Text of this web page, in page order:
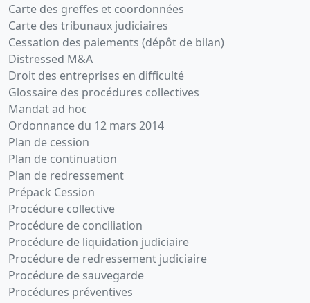
Carte des greffes et coordonnées
Carte des tribunaux judiciaires
Cessation des paiements (dépôt de bilan)
Distressed M&A
Droit des entreprises en difficulté
Glossaire des procédures collectives
Mandat ad hoc
Ordonnance du 12 mars 2014
Plan de cession
Plan de continuation
Plan de redressement
Prépack Cession
Procédure collective
Procédure de conciliation
Procédure de liquidation judiciaire
Procédure de redressement judiciaire
Procédure de sauvegarde
Procédures préventives